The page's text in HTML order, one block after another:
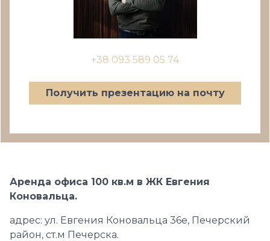
+38 093 589 05 74
Получить презентацию на почту
Аренда офиса 100 кв.м в ЖК Евгения
Коновальца.
адрес: ул. Евгения Коновальца 36е, Печерский
район, cт.м Печерска.